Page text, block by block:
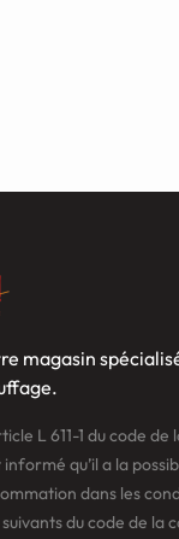
magasin
L 611-1 du code de
qu’il a la
dans les
suivants du code de la